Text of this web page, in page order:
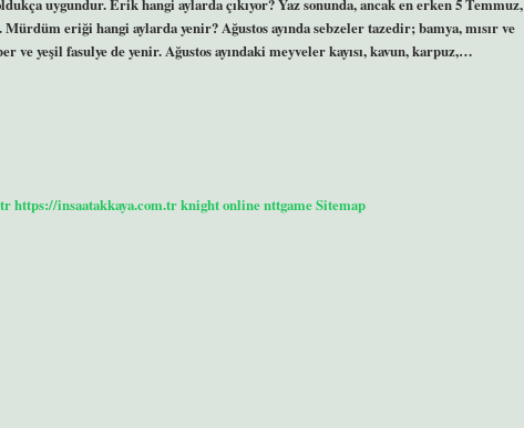
eriği hangi aylarda yenir? Ağustos ayında sebzeler tazedir; bamya, mısır ve
ve yeşil fasulye de yenir. Ağustos ayındaki meyveler kayısı, kavun, karpuz,…
https://insaatakkaya.com.trknight onlinenttgameSitemap